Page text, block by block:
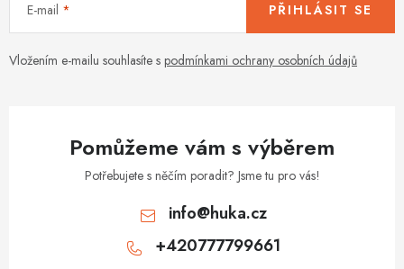
E-mail
Vložením e-mailu souhlasíte s podmínkami ochrany osobních údajů
PŘIHLÁSIT SE
Pomůžeme vám s výběrem
Potřebujete s něčím poradit? Jsme tu pro vás!
info@huka.cz
+420777799661